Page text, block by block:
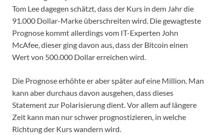
Tom Lee dagegen schätzt, dass der Kurs in dem Jahr die
91.000 Dollar-Marke überschreiten wird. Die gewagteste
Prognose kommt allerdings vom IT-Experten John
McAfee, dieser ging davon aus, dass der Bitcoin einen
Wert von 500.000 Dollar erreichen wird.
Die Prognose erhöhte er aber später auf eine Million. Man
kann aber durchaus davon ausgehen, dass dieses
Statement zur Polarisierung dient. Vor allem auf längere
Zeit kann man nur schwer prognostizieren, in welche
Richtung der Kurs wandern wird.